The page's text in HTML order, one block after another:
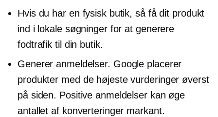
Hvis du har en fysisk butik, så få dit produkt
ind i lokale søgninger for at generere
fodtrafik til din butik.
Generer anmeldelser. Google placerer
produkter med de højeste vurderinger øverst
på siden. Positive anmeldelser kan øge
antallet af konverteringer markant.